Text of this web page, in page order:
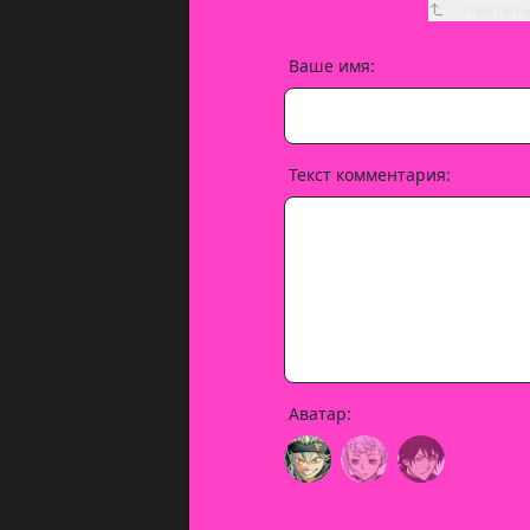
Ваше имя:
Текст комментария:
Аватар: